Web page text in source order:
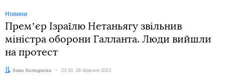
Новини
Премʼєр Ізраїлю Нетаньягу звільнив
міністра оборони Галланта. Люди вийшли
на протест
Автор:
Анна Холоднова Дата:
23:33, 26 березня 2023